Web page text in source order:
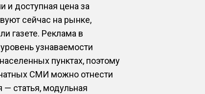
доступная цена за
сейчас на рынке,
газете. Реклама в
узнаваемости
пунктах, поэтому
СМИ можно отнести
статья, модульная